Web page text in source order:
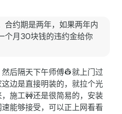
合约期是两年，如果两年内
个月30块钱的违约金给你
后隔天下午师傅👷就上门过
边是直接明装的，就拉个光
施工🚧还是很简易的，安装
能够接受，可以正上网看看